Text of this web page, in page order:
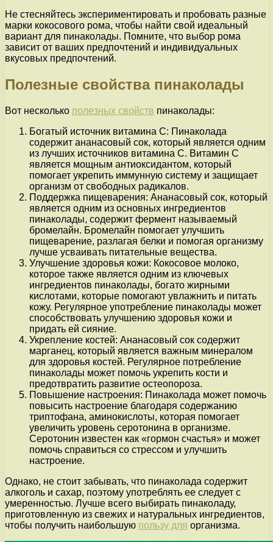
Не стесняйтесь экспериментировать и пробовать разные
марки кокосового рома, чтобы найти свой идеальный
вариант для пинаколады. Помните, что выбор рома
зависит от ваших предпочтений и индивидуальных
вкусовых предпочтений.
Полезные свойства пинаколады
Вот несколько полезных свойств пинаколады:
Богатый источник витамина С: Пинаколада
содержит ананасовый сок, который является одним
из лучших источников витамина С. Витамин С
является мощным антиоксидантом, который
помогает укрепить иммунную систему и защищает
организм от свободных радикалов.
Поддержка пищеварения: Ананасовый сок, который
является одним из основных ингредиентов
пинаколады, содержит фермент называемый
бромелайн. Бромелайн помогает улучшить
пищеварение, разлагая белки и помогая организму
лучше усваивать питательные вещества.
Улучшение здоровья кожи: Кокосовое молоко,
которое также является одним из ключевых
ингредиентов пинаколады, богато жирными
кислотами, которые помогают увлажнить и питать
кожу. Регулярное употребление пинаколады может
способствовать улучшению здоровья кожи и
придать ей сияние.
Укрепление костей: Ананасовый сок содержит
марганец, который является важным минералом
для здоровья костей. Регулярное потребление
пинаколады может помочь укрепить кости и
предотвратить развитие остеопороза.
Повышение настроения: Пинаколада может помочь
повысить настроение благодаря содержанию
триптофана, аминокислоты, которая помогает
увеличить уровень серотонина в организме.
Серотонин известен как «гормон счастья» и может
помочь справиться со стрессом и улучшить
настроение.
Однако, не стоит забывать, что пинаколада содержит
алкоголь и сахар, поэтому употреблять ее следует с
умеренностью. Лучше всего выбирать пинаколаду,
приготовленную из свежих и натуральных ингредиентов,
чтобы получить наибольшую пользу для организма.